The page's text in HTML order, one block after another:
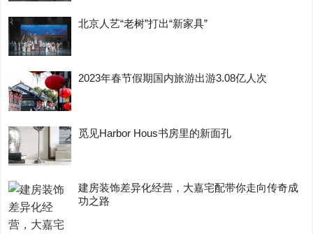
北京人艺“老树”打出“新家具”
2023年春节假期国内旅游出游3.08亿人次
觅见Harbor Hous书房里的新面孔
建房装饰差异化经营，大嘉宅配带你走向传奇成
功之路